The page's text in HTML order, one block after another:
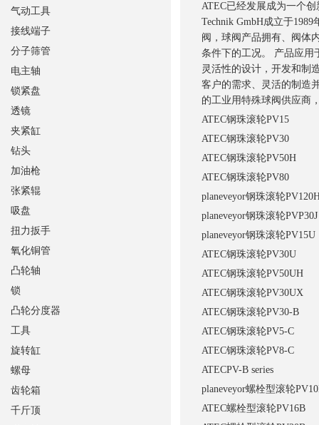
ATEC已经发展成为一个
Technik GmbH成立于
阀，球阀产品拥有、阀体
条件下的工况。 产品应用
灵活性的设计，开发和制
客户的需求、灵活的制造
的工业用特殊球阀供应商
ATEC钢珠滚轮PV15
ATEC钢珠滚轮PV30
ATEC钢珠滚轮PV50H
ATEC钢珠滚轮PV80
planeveyor钢珠滚轮
planeveyor钢珠滚轮PVP30J
planeveyor钢珠滚轮PV15U
ATEC钢珠滚轮PV30U
ATEC钢珠滚轮PV50UH
ATEC钢珠滚轮PV30UX
ATEC钢珠滚轮PV30-B
ATEC钢珠滚轮PV5-C
ATEC钢珠滚轮PV8-C
ATECPV-B series
planeveyor螺栓型滚轮
ATEC螺栓型滚轮PV16B
气动工具
接线端子
分子筛管
电主轴
锁紧盘
透镜
夹紧缸
钻头
加油枪
张紧辊
吸盘
扭力扳手
氧化铜管
凸轮轴
锁
凸轮分度器
工具
旋转缸
螺母
齿轮箱
千斤顶